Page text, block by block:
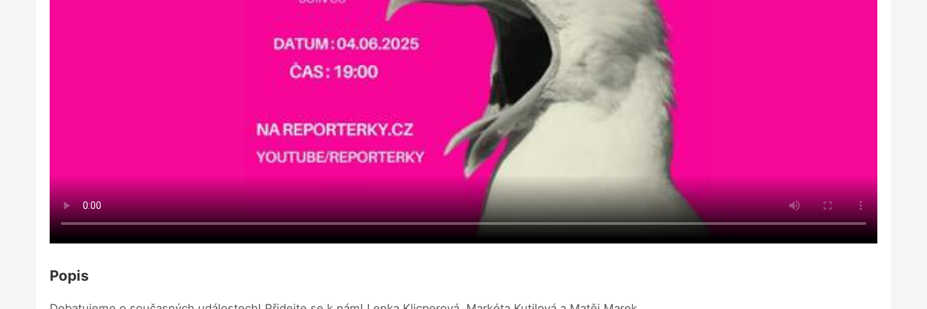
Popis